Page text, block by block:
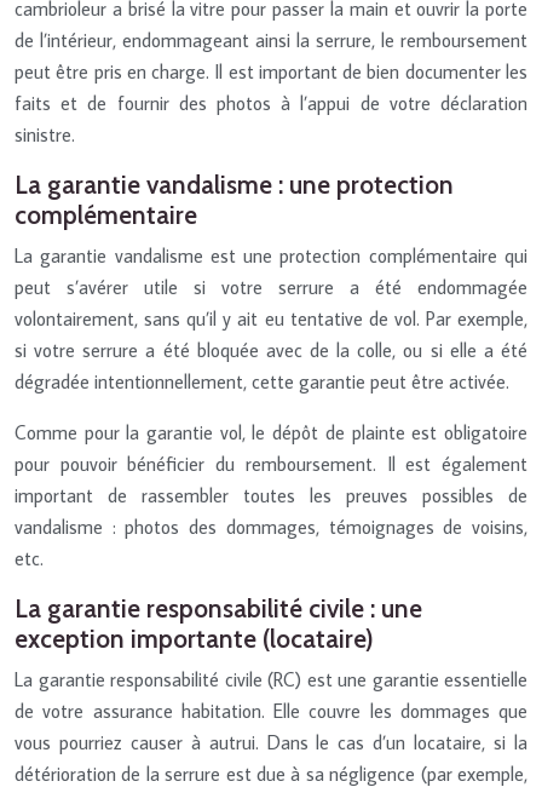
cambrioleur a brisé la vitre pour passer la main et ouvrir la porte
de l’intérieur, endommageant ainsi la serrure, le remboursement
peut être pris en charge. Il est important de bien documenter les
faits et de fournir des photos à l’appui de votre déclaration
sinistre.
La garantie vandalisme : une protection
complémentaire
La garantie vandalisme est une protection complémentaire qui
peut s’avérer utile si votre serrure a été endommagée
volontairement, sans qu’il y ait eu tentative de vol. Par exemple,
si votre serrure a été bloquée avec de la colle, ou si elle a été
dégradée intentionnellement, cette garantie peut être activée.
Comme pour la garantie vol, le dépôt de plainte est obligatoire
pour pouvoir bénéficier du remboursement. Il est également
important de rassembler toutes les preuves possibles de
vandalisme : photos des dommages, témoignages de voisins,
etc.
La garantie responsabilité civile : une
exception importante (locataire)
La garantie responsabilité civile (RC) est une garantie essentielle
de votre assurance habitation. Elle couvre les dommages que
vous pourriez causer à autrui. Dans le cas d’un locataire, si la
détérioration de la serrure est due à sa négligence (par exemple,